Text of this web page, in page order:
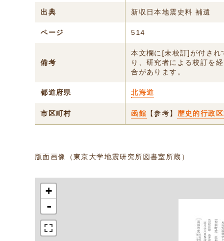
出典 新収日本地震史料 補遺
ページ 514
備考
本文欄に[未校訂]が付され
り、研究者による校訂を
合があります。
都道府県 北海道
市区町村 函館 【参考】 歴史的行政
版面画像（東京大学地震研究所図書室所蔵）
+
-